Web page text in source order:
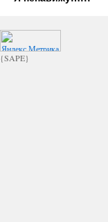
{SAPE}